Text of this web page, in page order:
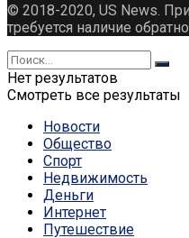
© 2018-2020, US News.
требуется наличие
Нет результатов
Смотреть все результаты
Новости
Общество
Спорт
Недвижимость
Деньги
Интернет
Путешествие